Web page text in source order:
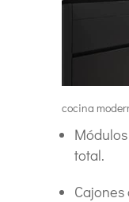
cocina
total.